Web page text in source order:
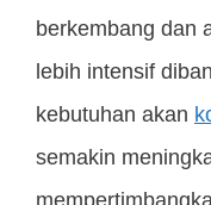
berkembang dan
lebih intensif
kebutuhan akan
semakin